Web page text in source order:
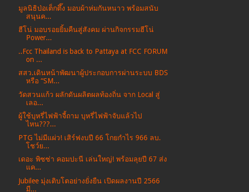
มูลนิธิป่อเต็กตึ๊ง มอบผ้าห่มกันหนาว พร้อมสนับ
สนุนค...
ฮีโน่ มอบรอยยิ้มคืนสู่สังคม ผ่านกิจกรรมฮีโน่
Power...
..Fcc Thailand is back to Pattaya at FCC FORUM
on ...
สสว.เดินหน้าพัฒนาผู้ประกอบการผ่านระบบ BDS
หรือ “SM...
วัดสวนแก้ว ผลักดันผลิตผลท้องถิ่น จาก Local สู่
เลอ...
ผู้ใช้บุหรี่ไฟฟ้าจี้ถาม บุหรี่ไฟฟ้าจับแล้วไป
ไหน???...
PTG ไม่มีแผ่ว! เสิร์ฟงบปี 66 โกยกำไร 966 ลบ.
โชว์ย...
เดอะ พิซซ่า คอมปะนี เล่นใหญ่! พร้อมลุยปี 67 ส่ง
แค...
Jubilee มุ่งเติบโตอย่างยั่งยืน เปิดผลงานปี 2566
มี...